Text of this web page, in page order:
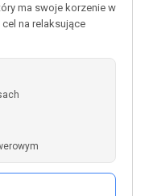
ma swoje korzenie w
na relaksujące